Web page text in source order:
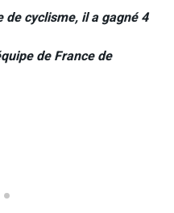
cyclisme, il a gagné 4
de France de